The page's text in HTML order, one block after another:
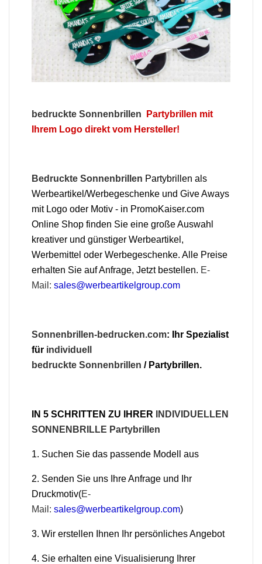
bedruckte Sonnenbrillen Partybrillen mit
Ihrem Logo direkt vom Hersteller!
Bedruckte Sonnenbrillen Partybrillen als
Werbeartikel/Werbegeschenke und Give Aways
mit Logo oder Motiv - in PromoKaiser.com
Online Shop finden Sie eine große Auswahl
kreativer und günstiger Werbeartikel,
Werbemittel oder Werbegeschenke. Alle Preise
erhalten Sie auf Anfrage, Jetzt bestellen. E-
Mail:sales@werbeartikelgroup.com
Sonnenbrillen-bedrucken.com: Ihr Spezialist
für individuell
bedruckteSonnenbrillen / Partybrillen.
IN 5 SCHRITTEN ZU IHRER
INDIVIDUELLEN
SONNENBRILLE Partybrillen
1. Suchen Sie das passende Modell aus
2. Senden Sie uns Ihre Anfrage und Ihr
Druckmotiv(E-
Mail:sales@werbeartikelgroup.com)
3. Wir erstellen Ihnen Ihr persönliches Angebot
4. Sie erhalten eine Visualisierung Ihrer